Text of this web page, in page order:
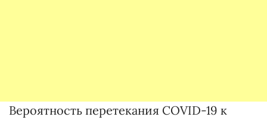
Вероятность перетекания COVID-19 к